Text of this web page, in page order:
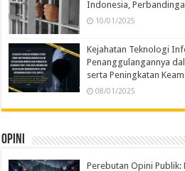
Indonesia,
10/01/2025
Kejahatan Teknologi
Penanggulangannya
serta Peningkatan
08/01/2025
Opini
Perebutan Opini